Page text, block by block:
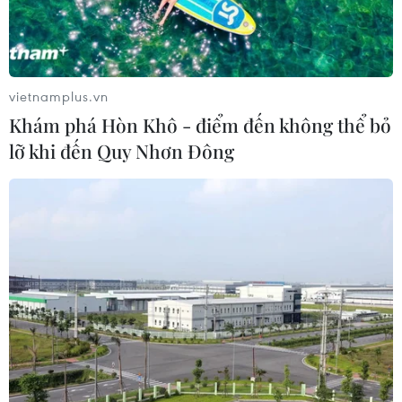
Xác lập kỷ lục "Bản đồ Việt Nam làm
từ xôi nước cốt dừa lớn nhất Việt
Nam"
26/04/2026 08:49
Phù hoa từ mảnh vụn:
Cần Thơ: Xác lập kỷ lục Bản đồ Việt
Nam làm từ xôi nước cốt dừa lớn
nhất
14/04/2026 08:55
vietnamplus.vn
Khám phá Hòn Khô - điểm đến không thể bỏ
lỡ khi đến Quy Nhơn Đông